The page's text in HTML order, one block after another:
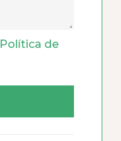
Política de